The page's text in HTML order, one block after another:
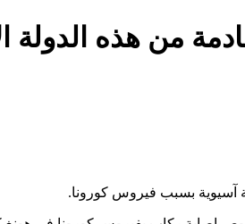
من هذه الدولة
آسيوية بسبب فيروس كورونا.